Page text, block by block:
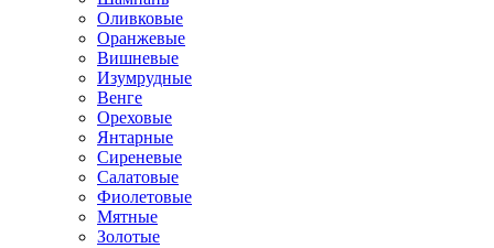
Оливковые
Оранжевые
Вишневые
Изумрудные
Венге
Ореховые
Янтарные
Сиреневые
Салатовые
Фиолетовые
Мятные
Золотые